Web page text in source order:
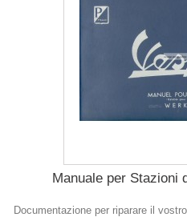
Manuale per Stazioni
Documentazione per riparare il